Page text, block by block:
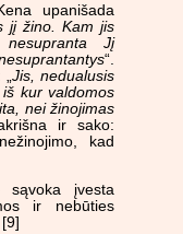
upanišada
jį žino. Kam jis
Jį
“.
Jis, nedualusis
kur valdomos
nei žinojimas
ir sako:
kad
įvesta
ir nebūties